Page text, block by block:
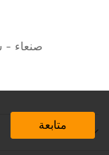
متابعة
صنعاء -